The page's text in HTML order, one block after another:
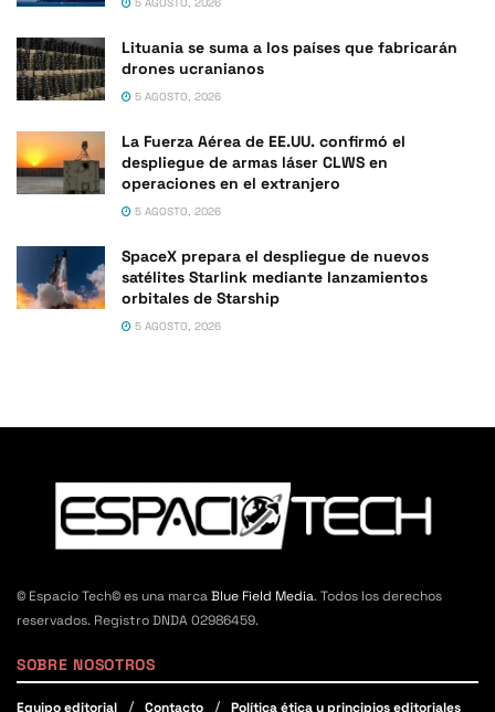
Lituania se suma a los países que fabricarán
drones ucranianos
5 AGOSTO, 2026
La Fuerza Aérea de EE.UU. confirmó el
despliegue de armas láser CLWS en
operaciones en el extranjero
5 AGOSTO, 2026
SpaceX prepara el despliegue de nuevos
satélites Starlink mediante lanzamientos
orbitales de Starship
5 AGOSTO, 2026
© Espacio Tech© es una marcaBlue Field Media. Todos los derechos
reservados. Registro DNDA 02986459.
SOBRE NOSOTROS
Equipo editorial Contacto Política ética y principios editoriales